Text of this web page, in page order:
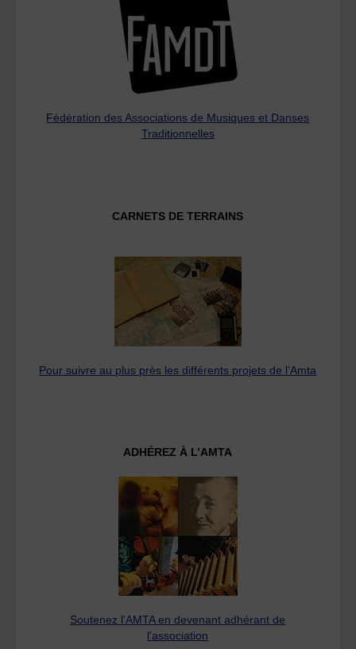
Fédération des Associations de Musiques et Danses
Traditionnelles
CARNETS DE TERRAINS
Pour suivre au plus près les différents projets de l’Amta
ADHÉREZ À L’AMTA
Soutenez l'AMTA en devenant adhérant de
l'association